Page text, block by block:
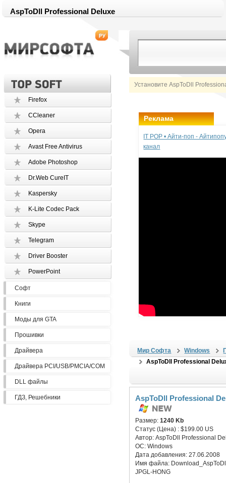
AspToDll Professional Deluxe
Установите AspToDll
Firefox
CCleaner
Opera
Avast Free Antivirus
Adobe Photoshop
Dr.Web CureIT
Kaspersky
K-Lite Codec Pack
Skype
Telegram
Driver Booster
PowerPoint
Софт
Книги
Моды для GTA
Прошивки
Драйвера
Драйвера PCI/USB/PMCIA/COM
DLL файлы
ГДЗ, Решебники
Реклама
IT POP • Айти-поп -
канал
Мир Софта Windows
AspToDll Professional
AspToDll Professional
Размер:1240 Kb
Статус (Цена) :$199.00 US
Автор:AspToDll Professional
ОС:Windows
Дата добавления:27.06.2008
Имя файла:
JPGL-HONG